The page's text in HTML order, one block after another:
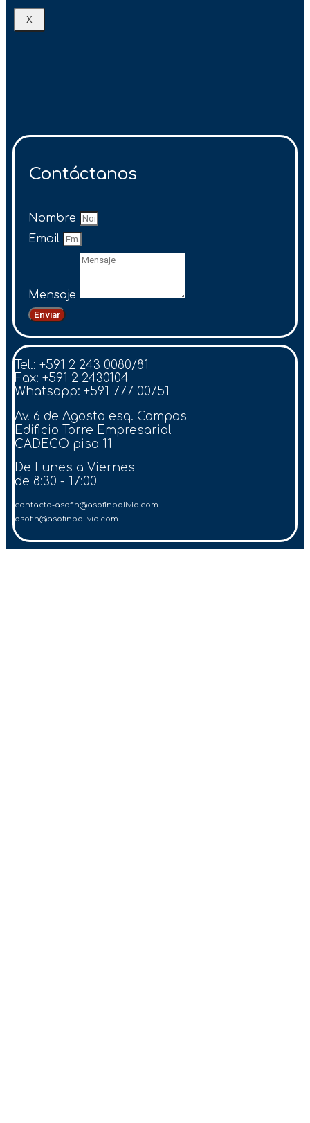
X
Contáctanos
Nombre
Email
Mensaje
Enviar
Tel.: +591 2 243 0080/81
Fax: +591 2 2430104
Whatsapp: +591 777 00751
Av. 6 de Agosto esq. Campos
Edificio Torre Empresarial
CADECO piso 11
De Lunes a Viernes
de 8:30 - 17:00
contacto-asofin@asofinbolivia.com
asofin@asofinbolivia.com